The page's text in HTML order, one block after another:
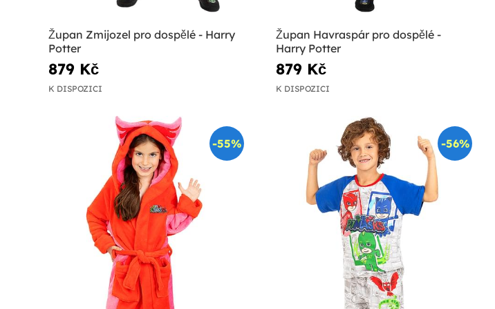
Župan Zmijozel pro dospělé - Harry
Potter
879 Kč
K DISPOZICI
Župan Havraspár pro dospělé -
Harry Potter
879 Kč
K DISPOZICI
-55% -56%